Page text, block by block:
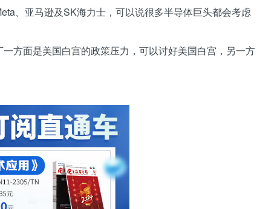
、亚马逊及SK海力士，可以说很多半导体巨头都会考虑
方面是美国白宫的政策压力，可以讨好美国白宫，另一方